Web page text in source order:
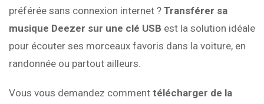
préférée sans connexion internet ? Transférer sa
musique Deezer sur une clé USB est la solution idéale
pour écouter ses morceaux favoris dans la voiture, en
randonnée ou partout ailleurs.
Vous vous demandez comment télécharger de la